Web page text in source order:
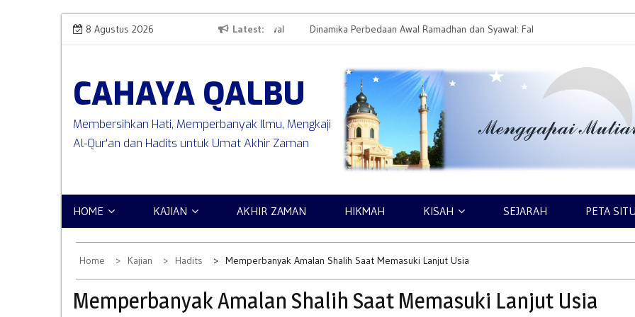
Skip
to
8 Agustus 2026 Latest
Penciptaan Arasy, Langit, Bumi, dan Para Penghuni Awal
Dinamika Perbedaan Awal Ramadhan dan Syawal: Faktor
Lokasi, Metode, dan Sikap Umat
CAHAYA QALBU
Membersihkan Hati, Memperbanyak Ilmu, Mengkaji
Al-Qur'an dan Hadits untuk Umat Akhir Zaman
HOME KAJIAN AKHIR ZAMAN HIKMAH KISAH SEJARAH PETA
Home Kajian Hadits Memperbanyak Amalan Shalih Saat Memasuki Lanjut Usia
Memperbanyak Amalan Shalih Saat Memasuki Lanjut Usia